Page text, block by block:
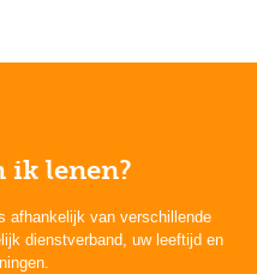
ik lenen?
afhankelijk van verschillende
dienstverband, uw leeftijd en